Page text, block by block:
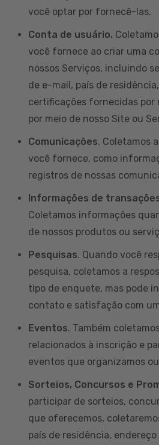
você optar por fornecê-las.
Conta de usuário.
você fornece ao criar uma
nossos Serviços, incluindo
de e-mail, país de
certificações fornecidas por
por meio de nosso Site ou
Comunicações. Coletamos
você fornece, como
registros de nossas
Informações de
Coletamos informações
de nossos produtos ou
Pesquisas. Quando você
pesquisa, coletamos a
tipo de enquete, mas pode
contato e satisfação com
Eventos. Também
relacionados à inscrição e
eventos que organizamos
Sorteios, Concursos e
participar de sorteios,
que oferecemos,
país de residência,